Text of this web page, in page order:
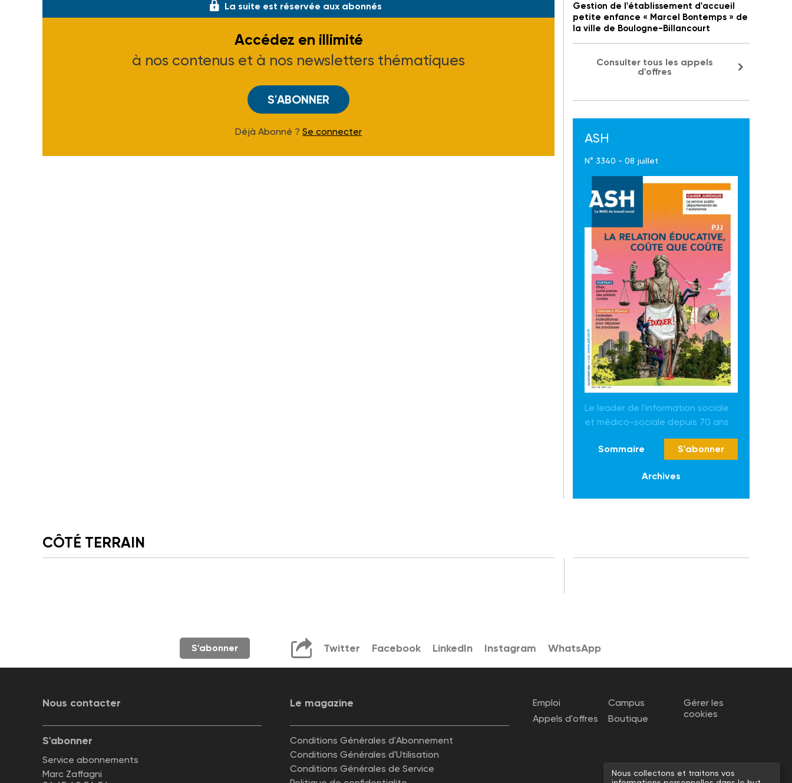
La suite est réservée aux abonnés
Accédez en illimité
à nos contenus et à nos newsletters thématiques
S'ABONNER
Déjà Abonné ? Se connecter
Gestion de l'établissement d'accueil
petite enfance « Marcel Bontemps » de
la ville de Boulogne-Billancourt
Consulter tous les appels
d'offres
ASH
N° 3340 - 08 juillet
Le leader de l'information sociale
et médico-sociale depuis 70 ans
Sommaire S'abonner
Archives
CÔTÉ TERRAIN
S'abonner Twitter Facebook LinkedIn Instagram WhatsApp
Nous contacter Le magazine
S'abonner
Service abonnements
Marc Zaffagni
Conditions Générales d'Abonnement
Conditions Générales d'Utilisation
Conditions Générales de Service
Emploi
Appels d'offres
Campus
Boutique
Gérer les
cookies
Nous collectons et traitons vos